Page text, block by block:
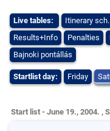
Live tables: Itinerary sch.
Results+Info
Penalties
Bajnoki pontállás
Startlist day: Friday
Start list - June 19., 2004. ,